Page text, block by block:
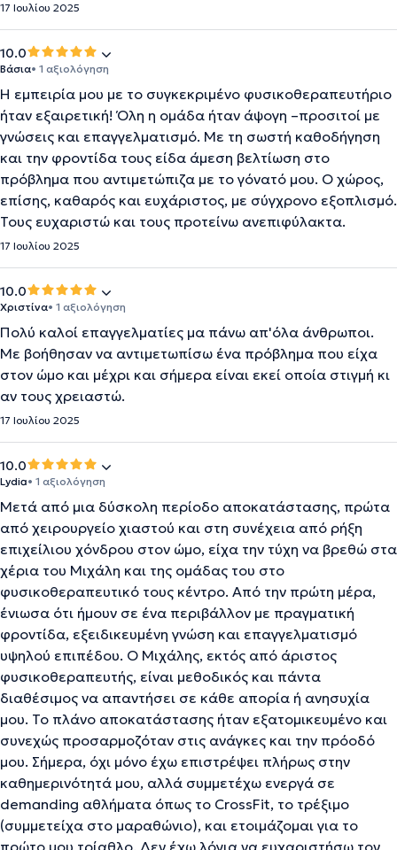
17 Ιουλίου 2025
10.0
Βάσια• 1 αξιολόγηση
Η εμπειρία μου με το συγκεκριμένο φυσικοθεραπευτήριο
ήταν εξαιρετική! Όλη η ομάδα ήταν άψογη –προσιτοί με
γνώσεις και επαγγελματισμό. Με τη σωστή καθοδήγηση
και την φροντίδα τους είδα άμεση βελτίωση στο
πρόβλημα που αντιμετώπιζα με το γόνατό μου. Ο χώρος,
επίσης, καθαρός και ευχάριστος, με σύγχρονο εξοπλισμό.
Τους ευχαριστώ και τους προτείνω ανεπιφύλακτα.
17 Ιουλίου 2025
10.0
Χριστίνα• 1 αξιολόγηση
Πολύ καλοί επαγγελματίες μα πάνω απ'όλα άνθρωποι.
Με βοήθησαν να αντιμετωπίσω ένα πρόβλημα που είχα
στον ώμο και μέχρι και σήμερα είναι εκεί οποία στιγμή κι
αν τους χρειαστώ.
17 Ιουλίου 2025
10.0
Lydia• 1 αξιολόγηση
Μετά από μια δύσκολη περίοδο αποκατάστασης, πρώτα
από χειρουργείο χιαστού και στη συνέχεια από ρήξη
επιχείλιου χόνδρου στον ώμο, είχα την τύχη να βρεθώ στα
χέρια του Μιχάλη και της ομάδας του στο
φυσικοθεραπευτικό τους κέντρο. Από την πρώτη μέρα,
ένιωσα ότι ήμουν σε ένα περιβάλλον με πραγματική
φροντίδα, εξειδικευμένη γνώση και επαγγελματισμό
υψηλού επιπέδου. Ο Μιχάλης, εκτός από άριστος
φυσικοθεραπευτής, είναι μεθοδικός και πάντα
διαθέσιμος να απαντήσει σε κάθε απορία ή ανησυχία
μου. Το πλάνο αποκατάστασης ήταν εξατομικευμένο και
συνεχώς προσαρμοζόταν στις ανάγκες και την πρόοδό
μου. Σήμερα, όχι μόνο έχω επιστρέψει πλήρως στην
καθημερινότητά μου, αλλά συμμετέχω ενεργά σε
demanding αθλήματα όπως το CrossFit, το τρέξιμο
(συμμετείχα στο μαραθώνιο), και ετοιμάζομαι για το
πρώτο μου τρίαθλο. Δεν έχω λόγια να ευχαριστήσω τον